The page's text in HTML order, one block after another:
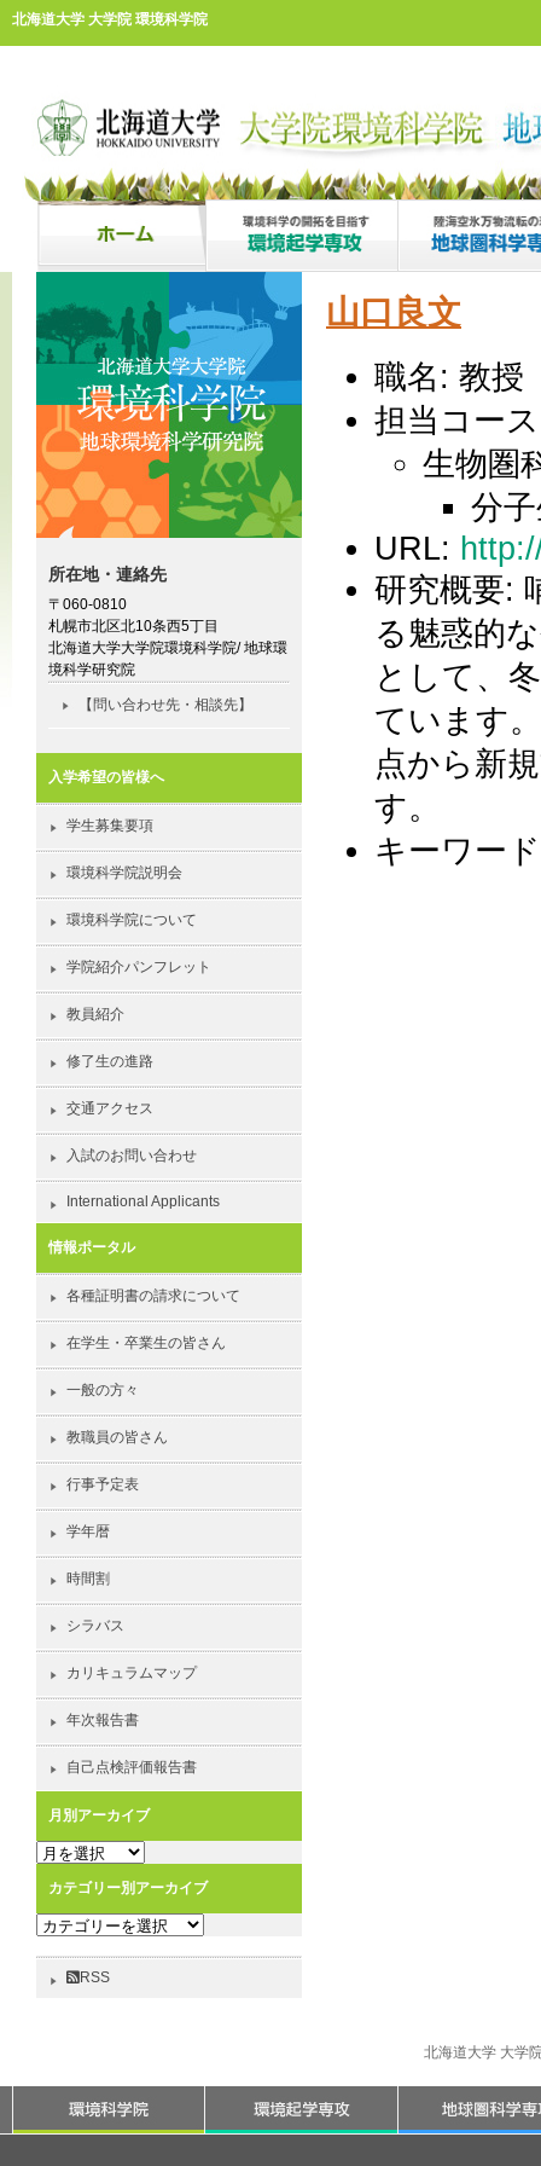
北海道大学 大学院 環境科学院
山口良文
職名: 教授
担当コー
生物圏
分
URL:
研究概要:
る魅惑的
として、
ています
点から新
す。
キーワー
所在地・連絡先
〒060-0810
札幌市北区北10条西5丁目
北海道大学大学院環境科学院/ 地球環
境科学研究院
【問い合わせ先・相談先】
入学希望の皆様へ
学生募集要項
環境科学院説明会
環境科学院について
学院紹介パンフレット
教員紹介
修了生の進路
交通アクセス
入試のお問い合わせ
International Applicants
情報ポータル
各種証明書の請求について
在学生・卒業生の皆さん
一般の方々
教職員の皆さん
行事予定表
学年暦
時間割
シラバス
カリキュラムマップ
年次報告書
自己点検評価報告書
月別アーカイブ
月
ー
カ
イ
カテゴリー別アーカイブ
カ
ゴ
カ
RSS
北海道大学 大学